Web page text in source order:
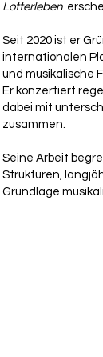
Lotterleben
Seit 2020 ist er
internationalen
und musikalische
Er konzertiert
dabei mit
zusammen.
Seine Arbeit
Strukturen,
Grundlage